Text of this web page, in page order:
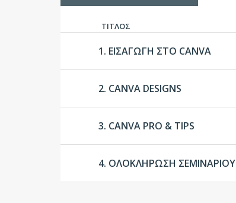
ΤΙΤΛΟΣ
1. ΕΙΣΑΓΩΓΗ ΣΤΟ CANVA
2. CANVA DESIGNS
3. CANVA PRO & TIPS
4. ΟΛΟΚΛΗΡΩΣΗ ΣΕΜΙΝΑΡΙΟΥ